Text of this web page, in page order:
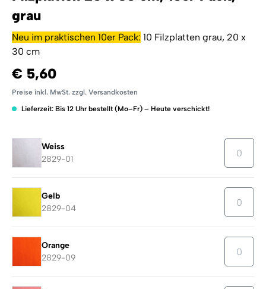
grau
Neu im praktischen 10er Pack: 10 Filzplatten grau, 20 x
30 cm
€ 5,60
Preise inkl. MwSt. zzgl. Versandkosten
Lieferzeit: Bis 12 Uhr bestellt (Mo–Fr) – Heute verschickt!
Weiss
2829-01
Gelb
2829-04
Orange
2829-09